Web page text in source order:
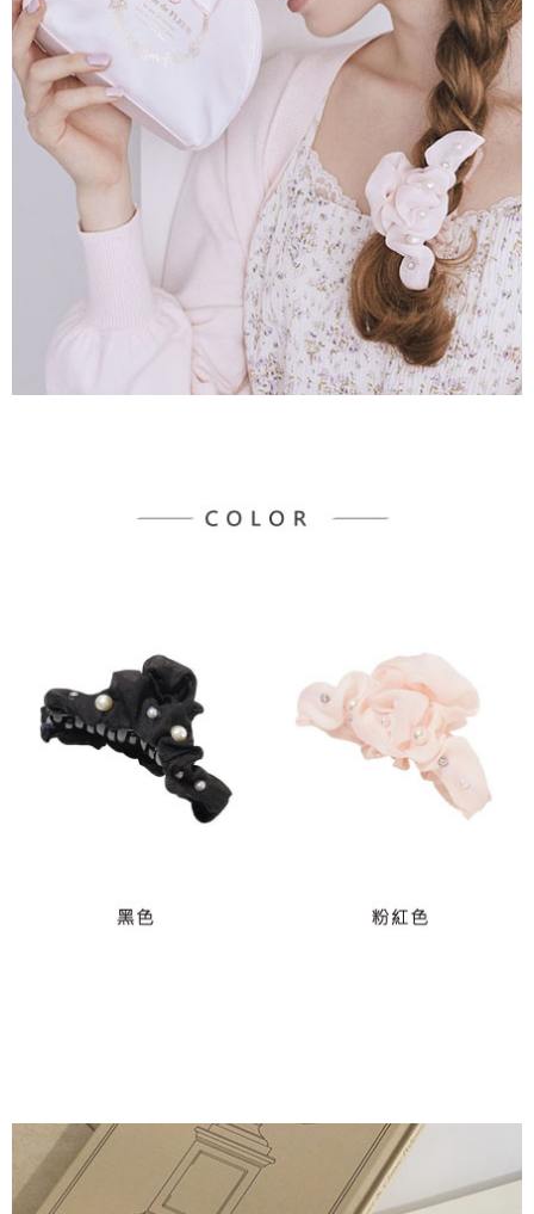
【注意事項】
１．透過由恩沛科技股份有限公司提供之「AFTEE先享後付」服務完成之交
易，需依本服務之必要範圍內提供個人資料，並將交易相關給付款項請求債
權轉讓予恩沛科技股份有限公司。
２．關於個人資料處理事宜，請瀏覽以下網址：
https://aftee.tw/terms/#terms3
３．未成年的使用者請事先徵得法定代理人或監護人之同意方可使用
「AFTEE先享後付」，若未經同意申辦者引起之損失，本公司不負相關責
４．使用「AFTEE先享後付」時，將依據個別帳號之用戶狀況，依本公司即
時審查核予不同之上限額度；若仍有額度不足之情形，本公司將視審查結果
５．嚴禁一人註冊多個帳號或使用他人資訊註冊。若發現惡意使用之情形，
恩沛科技股份有限公司將有權停止該用戶之使用額度並採取法律行動。
7-11取貨付款
每筆NT$60，滿NT$888(含以上)免運費
7-11純取貨
每筆NT$60，滿NT$888(含以上)免運費
每筆NT$90，滿NT$888(含以上)免運費